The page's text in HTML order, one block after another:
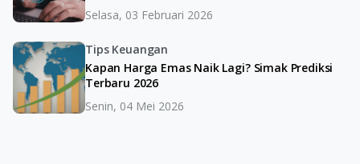
Selasa, 03 Februari 2026
Tips Keuangan
Kapan Harga Emas Naik Lagi? Simak Prediksi
Terbaru 2026
Senin, 04 Mei 2026